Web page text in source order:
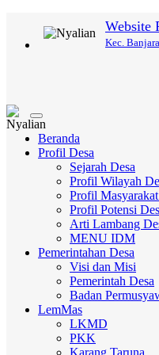
Website
Kec.
Toggle
navigation
Beranda
Profil Desa
Sejarah Desa
Profil Wilayah
Profil
Profil Potensi
Arti Lambang
MENU IDM
Pemerintahan Desa
Visi dan Misi
Pemerintah Desa
Badan
LemMas
LKMD
PKK
Karang Taruna